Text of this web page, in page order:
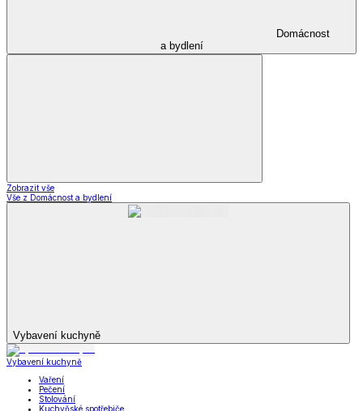
Domácnost
a bydlení
Zobrazit vše
Vše z Domácnost a bydlení
Vybavení kuchyně
Vybavení kuchyně
Vaření
Pečení
Stolování
Kuchyňské spotřebiče